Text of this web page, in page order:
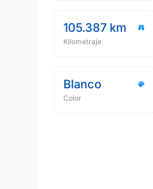
105.387 km
Kilometraje
Blanco
Color